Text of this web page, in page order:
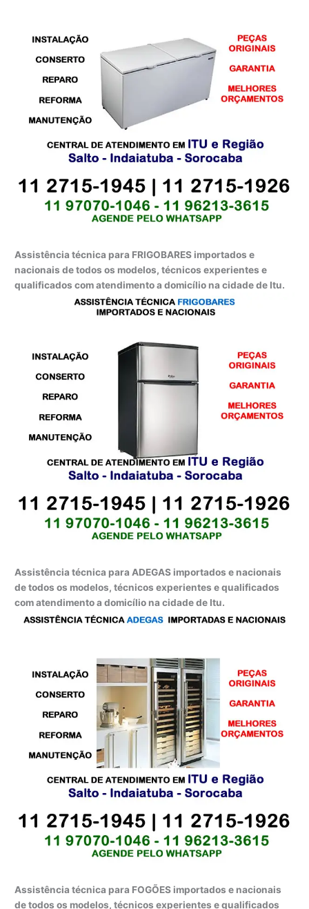
Assistência técnica para FRIGOBARES importados e
nacionais de todos os modelos, técnicos experientes e
qualificados com atendimento a domicílio na cidade de Itu.
Assistência técnica para ADEGAS importados e nacionais
de todos os modelos, técnicos experientes e qualificados
com atendimento a domicílio na cidade de Itu.
Assistência técnica para FOGÕES importados e nacionais
de todos os modelos, técnicos experientes e qualificados